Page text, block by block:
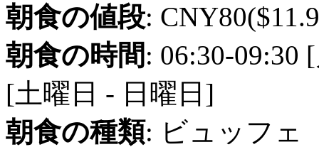
朝食の値段:
朝食の時間: 06:30-09:30
[土曜日 - 日曜日]
朝食の種類: ビュッフェ